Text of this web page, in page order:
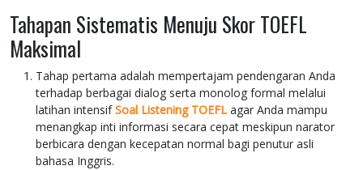
Tahapan Sistematis Menuju Skor TOEFL
Maksimal
Tahap pertama adalah mempertajam pendengaran Anda
terhadap berbagai dialog serta monolog formal melalui
latihan intensifSoal Listening TOEFL agar Anda mampu
menangkap inti informasi secara cepat meskipun narator
berbicara dengan kecepatan normal bagi penutur asli
bahasa Inggris.